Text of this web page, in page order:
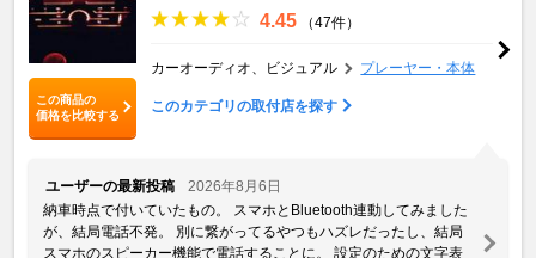
この商品の
価格を比較する
4.45 （47件）
カーオーディオ、ビジュアル プレーヤー・本体
このカテゴリの取付店を探す
ユーザーの最新投稿
2026年8月6日
納車時点で付いていたもの。 スマホとBluetooth連動してみました
が、結局電話不発。 別に繋がってるやつもハズレだったし、結局
スマホのスピーカー機能で電話することに。 設定のための文字表